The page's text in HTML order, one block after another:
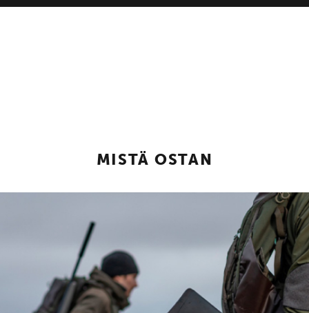
MISTÄ OSTAN